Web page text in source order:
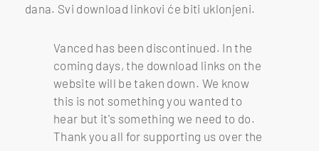
dana. Svi download linkovi će biti uklonjeni.
Vanced has been discontinued. In the
coming days, the download links on the
website will be taken down. We know
this is not something you wanted to
hear but it's something we need to do.
Thank you all for supporting us over the